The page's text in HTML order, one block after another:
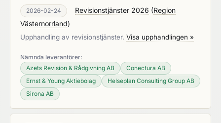
2026-02-24 Revisionstjänster 2026 (Region
Västernorrland)
Upphandling av revisionstjänster. Visa upphandlingen »
Nämnda leverantörer:
Azets Revision & Rådgivning AB
Conectura AB
Ernst & Young Aktiebolag
Helseplan Consulting Group AB
Sirona AB